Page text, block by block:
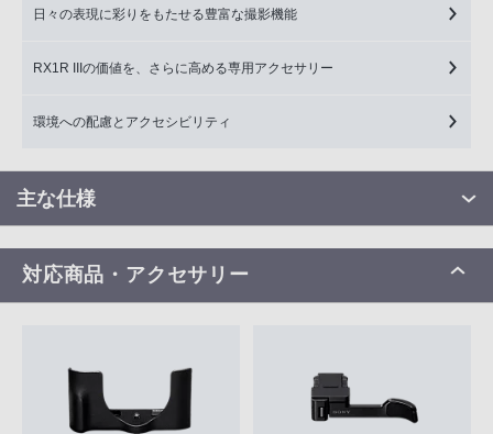
日々の表現に彩りをもたせる豊富な撮影機能
RX1R IIIの価値を、さらに高める専用アクセサリー
環境への配慮とアクセシビリティ
主な仕様
対応商品・アクセサリー